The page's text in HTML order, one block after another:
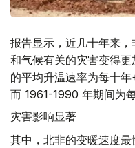
报告显示，近几十年来
和气候有关的灾害变得
的平均升温速率为每十年
而 1961-1990 年期间为
灾害影响显著
其中，北非的变暖速度